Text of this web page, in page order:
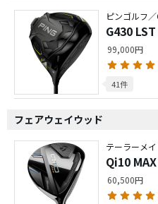
ピンゴルフ
G430
99,000円
41件
フェアウェイウッド
テーラーメ
Qi10
60,500円